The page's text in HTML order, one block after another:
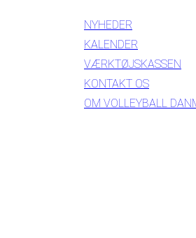
NYHEDER
KALENDER
VÆRKTØJSKASSEN
KONTAKT OS
OM VOLLEYBALL